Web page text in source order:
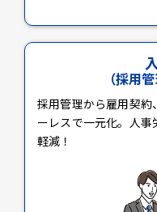
（採用
採用管理から雇用契
ーレスで一元化。人
軽減！